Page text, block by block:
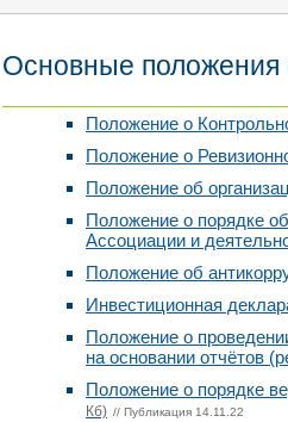
Основные положения
Положение о
Положение о
Положение об
Положение о порядке
Ассоциации и
Положение об
Инвестиционная
Положение о
на основании отчётов
Положение о порядке
Кб) // Публикация 14.11.22